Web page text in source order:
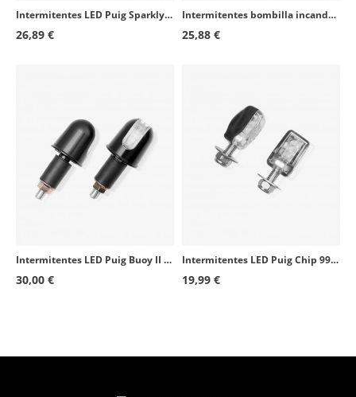
Intermitentes LED Puig Sparkly 9944N Negro
26,89 €
Intermitentes bombilla incandescente Puig Star 4175N Negro
25,88 €
Intermitentes LED Puig Buoy II 9948N Negro
30,00 €
Intermitentes LED Puig Chip 9942N Negro
19,99 €